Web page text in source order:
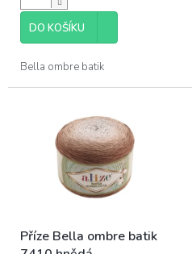
5
hvězdiček.
DO KOŠÍKU
Bella ombre batik
Příze Bella ombre batik